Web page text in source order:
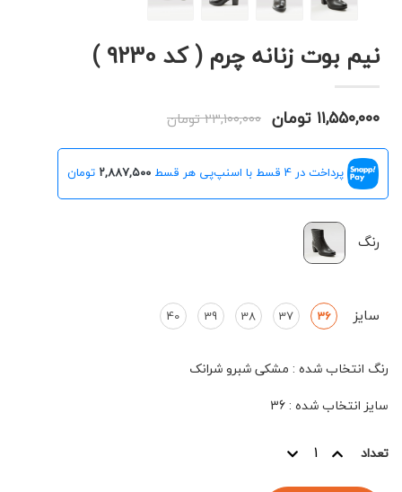
نیم بوت زنانه چرم ( کد 9230 )
۱۱,۵۵۰,۰۰۰ تومان ۲۳,۱۰۰,۰۰۰ تومان
پرداخت در 4 قسط با اسنپ‌پی هر قسط ۲,۸۸۷,۵۰۰ تومان
رنگ
سایز 36
37
38
39
40
رنگ انتخاب شده : مشکی شبرو شرانک
سایز انتخاب شده :
36
تعداد